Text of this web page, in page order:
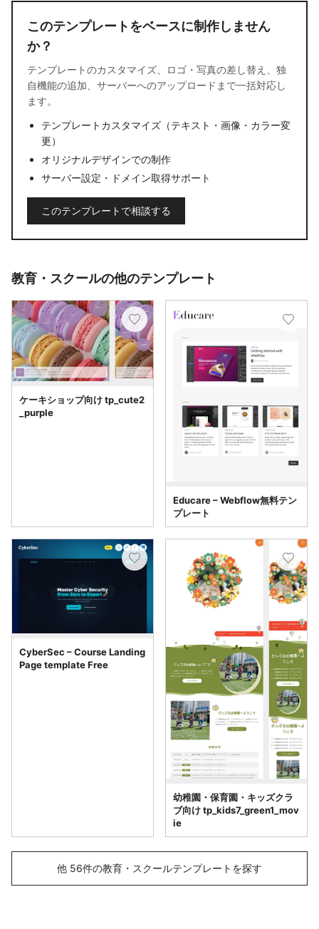
このテンプレートをベースに制作しません
か？
テンプレートのカスタマイズ、ロゴ・写真の差し替え、独
自機能の追加、サーバーへのアップロードまで一括対応し
ます。
テンプレートカスタマイズ（テキスト・画像・カラー変
更）
オリジナルデザインでの制作
サーバー設定・ドメイン取得サポート
このテンプレートで相談する
教育・スクールの他のテンプレート
ケーキショップ向け tp_cute2
_purple
Educare – Webflow無料テン
プレート
CyberSec – Course Landing
Page template Free
幼稚園・保育園・キッズクラ
ブ向け tp_kids7_green1_mov
ie
他 56件の教育・スクールテンプレートを探す